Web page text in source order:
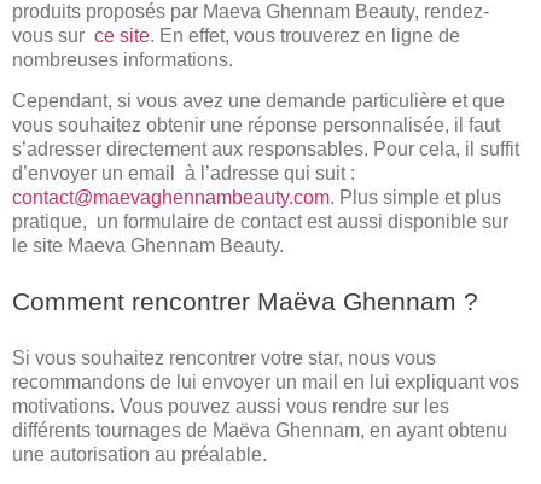
produits proposés par Maeva Ghennam Beauty, rendez-
vous sur ce site. En effet, vous trouverez en ligne de
nombreuses informations.
Cependant, si vous avez une demande particulière et que
vous souhaitez obtenir une réponse personnalisée, il faut
s’adresser directement aux responsables. Pour cela, il suffit
d’envoyer un email à l’adresse qui suit :
contact@maevaghennambeauty.com. Plus simple et plus
pratique, un formulaire de contact est aussi disponible sur
le site Maeva Ghennam Beauty.
Comment rencontrer Maëva Ghennam ?
Si vous souhaitez rencontrer votre star, nous vous
recommandons de lui envoyer un mail en lui expliquant vos
motivations. Vous pouvez aussi vous rendre sur les
différents tournages de Maëva Ghennam, en ayant obtenu
une autorisation au préalable.